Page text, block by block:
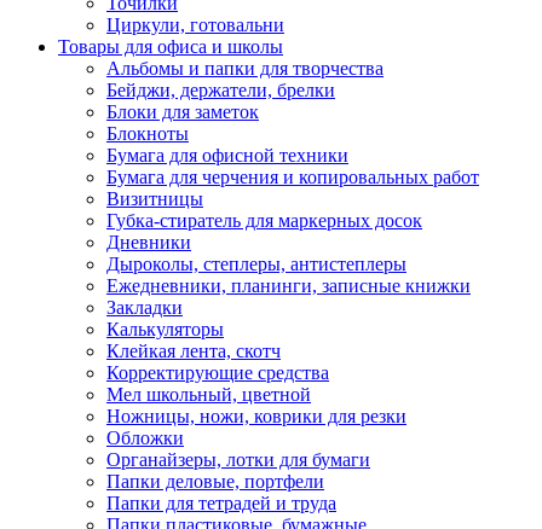
Циркули, готовальни
Товары для офиса и школы
Альбомы и папки для творчества
Бейджи, держатели, брелки
Блоки для заметок
Блокноты
Бумага для офисной техники
Бумага для черчения и копировальных работ
Визитницы
Губка-стиратель для маркерных досок
Дневники
Дыроколы, степлеры, антистеплеры
Ежедневники, планинги, записные книжки
Закладки
Калькуляторы
Клейкая лента, скотч
Корректирующие средства
Мел школьный, цветной
Ножницы, ножи, коврики для резки
Обложки
Органайзеры, лотки для бумаги
Папки деловые, портфели
Папки для тетрадей и труда
Папки пластиковые, бумажные